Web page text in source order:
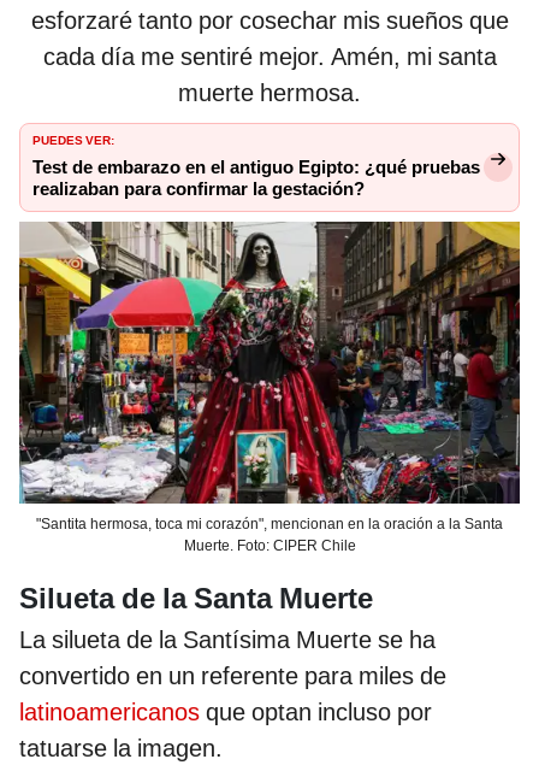
esforzaré tanto por cosechar mis sueños que
cada día me sentiré mejor. Amén, mi santa
muerte hermosa.
PUEDES VER:
Test de embarazo en el antiguo Egipto: ¿qué pruebas
realizaban para confirmar la gestación?
"Santita hermosa, toca mi corazón", mencionan en la oración a la Santa
Muerte. Foto: CIPER Chile
Silueta de la Santa Muerte
La silueta de la Santísima Muerte se ha
convertido en un referente para miles de
latinoamericanos que optan incluso por
tatuarse la imagen.